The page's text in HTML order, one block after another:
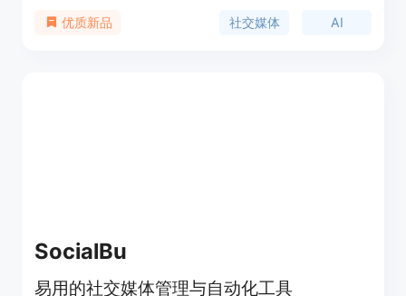
容+广告、发布和日历管理以及分析。用户可以选择
优质新品 社交媒体 AI
SocialBu
易用的社交媒体管理与自动化工具